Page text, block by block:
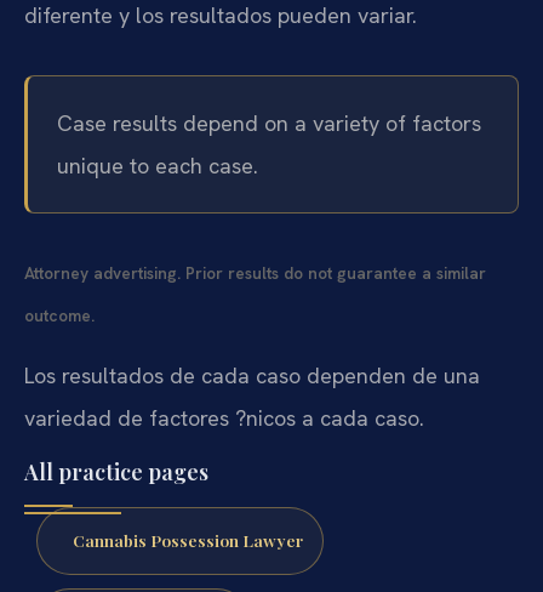
diferente y los resultados pueden variar.
Case results depend on a variety of factors
unique to each case.
Attorney advertising. Prior results do not guarantee a similar
outcome.
Los resultados de cada caso dependen de una
variedad de factores ?nicos a cada caso.
All practice pages
Cannabis Possession Lawyer